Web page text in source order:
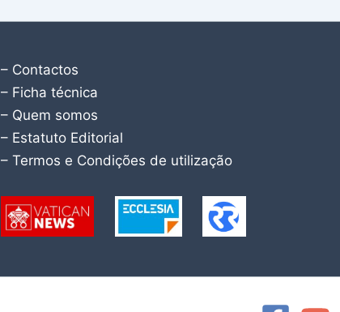
– Contactos
– Ficha técnica
– Quem somos
– Estatuto Editorial
– Termos e Condições de utilização